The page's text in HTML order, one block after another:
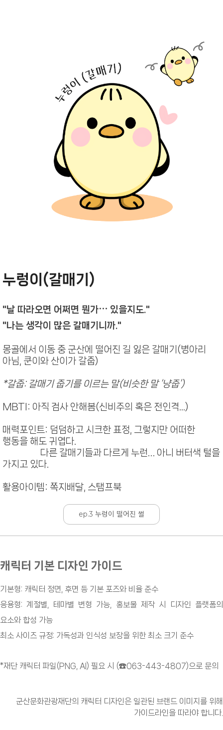
누렁이(갈매기)
"날 따라오면 어쩌면 뭔가⋯ 있을지도."
"나는 생각이 많은 갈매기니까."
몽골에서 이동 중 군산에 떨어진 길 잃은 갈매기(병아리
아님, 쿤이와 산이가 갈줍)
*갈줍: 갈매기 줍기를 이르는 말(비슷한 말 ‘냥줍’)
MBTI: 아직 검사 안해봄(신비주의 혹은 전인격...)
매력포인트: 덤덤하고 시크한 표정, 그렇지만 어떠한
행동을 해도 귀엽다.
다른 갈매기들과 다르게 누런… 아니 버터색 털을
가지고 있다.
활용아이템: 쪽지배달, 스탬프북
ep.3 누렁이 떨어진 썰
캐릭터 기본 디자인 가이드
기본형: 캐릭터 정면, 후면 등 기본 포즈와 비율 준수
응용형: 계절별, 테마별 변형 가능, 홍보물 제작 시 디자인 플랫폼의
요소와 합성 가능
최소 사이즈 규정: 가독성과 인식성 보장을 위한 최소 크기 준수
*재단 캐릭터 파일(PNG, AI) 필요 시 (☎️063-443-4807)으로 문의
군산문화관광재단의 캐릭터 디자인은 일관된 브랜드 이미지를 위해
가이드라인을 따라야 합니다.